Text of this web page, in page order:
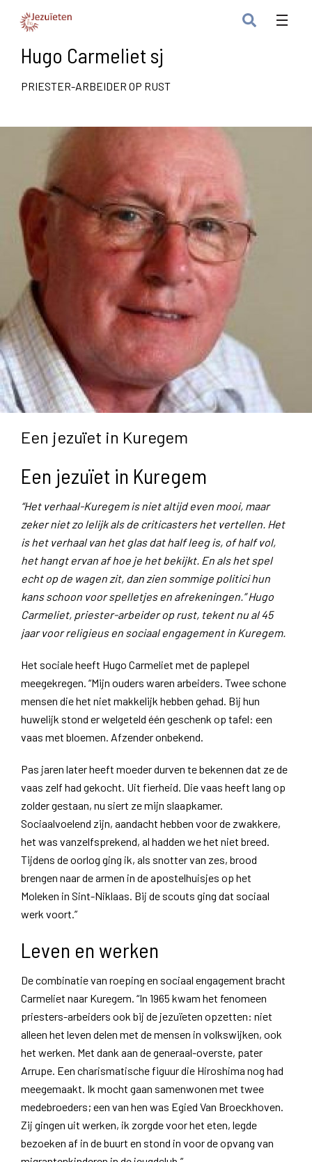
Hugo Carmeliet sj
PRIESTER-ARBEIDER OP RUST
Een jezuïet in Kuregem
Een jezuïet in Kuregem
“Het verhaal-Kuregem is niet altijd even mooi, maar
zeker niet zo lelijk als de criticasters het vertellen. Het
is het verhaal van het glas dat half leeg is, of half vol,
het hangt ervan af hoe je het bekijkt. En als het spel
echt op de wagen zit, dan zien sommige politici hun
kans schoon voor spelletjes en afrekeningen.” Hugo
Carmeliet, priester-arbeider op rust, tekent nu al 45
jaar voor religieus en sociaal engagement in Kuregem.
Het sociale heeft Hugo Carmeliet met de paplepel
meegekregen. “Mijn ouders waren arbeiders. Twee schone
mensen die het niet makkelijk hebben gehad. Bij hun
huwelijk stond er welgeteld één geschenk op tafel: een
vaas met bloemen. Afzender onbekend.
Pas jaren later heeft moeder durven te bekennen dat ze de
vaas zelf had gekocht. Uit fierheid. Die vaas heeft lang op
zolder gestaan, nu siert ze mijn slaapkamer.
Sociaalvoelend zijn, aandacht hebben voor de zwakkere,
het was vanzelfsprekend, al hadden we het niet breed.
Tijdens de oorlog ging ik, als snotter van zes, brood
brengen naar de armen in de apostelhuisjes op het
Moleken in Sint-Niklaas. Bij de scouts ging dat sociaal
werk voort.”
Leven en werken
De combinatie van roeping en sociaal engagement bracht
Carmeliet naar Kuregem. “In 1965 kwam het fenomeen
priesters-arbeiders ook bij de jezuïeten opzetten: niet
alleen het leven delen met de mensen in volkswijken, ook
het werken. Met dank aan de generaal-overste, pater
Arrupe. Een charismatische figuur die Hiroshima nog had
meegemaakt. Ik mocht gaan samenwonen met twee
medebroeders; een van hen was Egied Van Broeckhoven.
Zij gingen uit werken, ik zorgde voor het eten, legde
bezoeken af in de buurt en stond in voor de opvang van